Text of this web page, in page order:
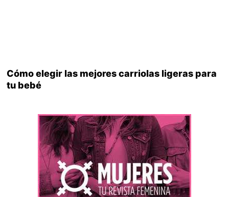
Cómo elegir las mejores carriolas ligeras para
tu bebé